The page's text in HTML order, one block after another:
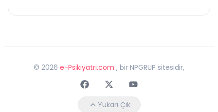
© 2026 e-Psikiyatri.com , bir NPGRUP sitesidir,
FaceebokTwitterYoutube
Yukarı Çık